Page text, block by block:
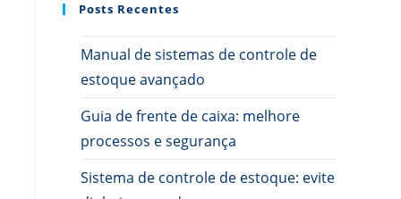
Posts Recentes
Manual de sistemas de controle de
estoque avançado
Guia de frente de caixa: melhore
processos e segurança
Sistema de controle de estoque: evite